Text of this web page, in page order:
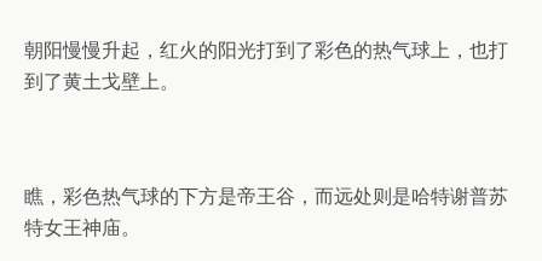
朝阳慢慢升起，红火的阳光打到了彩色的热气球上，也打
到了黄土戈壁上。
瞧，彩色热气球的下方是帝王谷，而远处则是哈特谢普苏
特女王神庙。